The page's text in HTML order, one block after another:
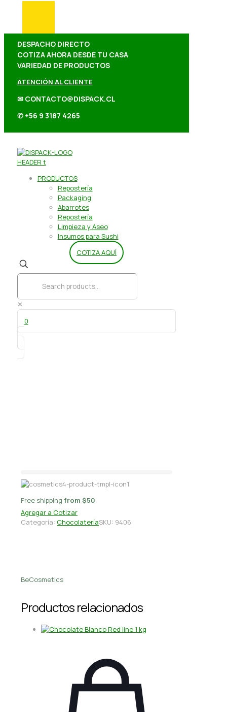
DESPACHO DIRECTO
COTIZA AHORA DESDE TU CASA
VARIEDAD DE PRODUCTOS
ATENCIÓN AL CLIENTE
✉ CONTACTO@DISPACK.CL
✆ +56 9 3187 4265
PRODUCTOS
Repostería
Packaging
Abarrotes
Repostería
Limpieza y Aseo
Insumos para Sushi
COTIZA AQUÍ
✕
0
Free shipping from $50
Agregar a Cotizar
Categoría: ChocolateríaSKU: 9406
BeCosmetics
Productos relacionados